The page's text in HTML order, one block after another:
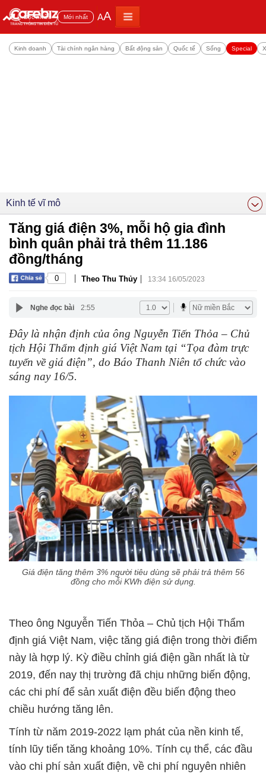
Đọc nhiều Mới nhất AA
Kinh doanh Tài chính ngân hàng Bất động sản Quốc tế Sống Special
Kinh tế vĩ mô
Tăng giá điện 3%, mỗi hộ gia đình
bình quân phải trả thêm 11.186
đồng/tháng
0 | Theo Thu Thủy | 13:34 16/05/2023
Nghe đọc bài 2:55
Đây là nhận định của ông Nguyễn Tiến Thỏa – Chủ
tịch Hội Thẩm định giá Việt Nam tại “Tọa đàm trực
tuyến về giá điện”, do Báo Thanh Niên tổ chức vào
sáng nay 16/5.
Giá điện tăng thêm 3% người tiêu dùng sẽ phải trả thêm 56
đồng cho mỗi KWh điện sử dụng.
Theo ông Nguyễn Tiến Thỏa – Chủ tịch Hội Thẩm
định giá Việt Nam, việc tăng giá điện trong thời điểm
này là hợp lý. Kỳ điều chỉnh giá điện gần nhất là từ
2019, đến nay thị trường đã chịu những biến động,
các chi phí để sản xuất điện đều biến động theo
chiều hướng tăng lên.
Tính từ năm 2019-2022 lạm phát của nền kinh tế,
tính lũy tiến tăng khoảng 10%. Tính cụ thể, các đầu
vào chi phí sản xuất điện, về chi phí nguyên nhiên